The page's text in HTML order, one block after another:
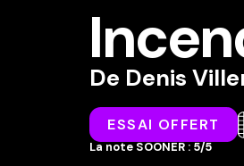
De Denis
ESSAI OFFERT
La note SOONER : 5/5